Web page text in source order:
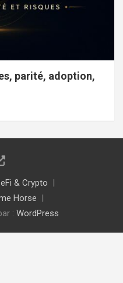
parité, adoption,
& Crypto
Horse
: WordPress